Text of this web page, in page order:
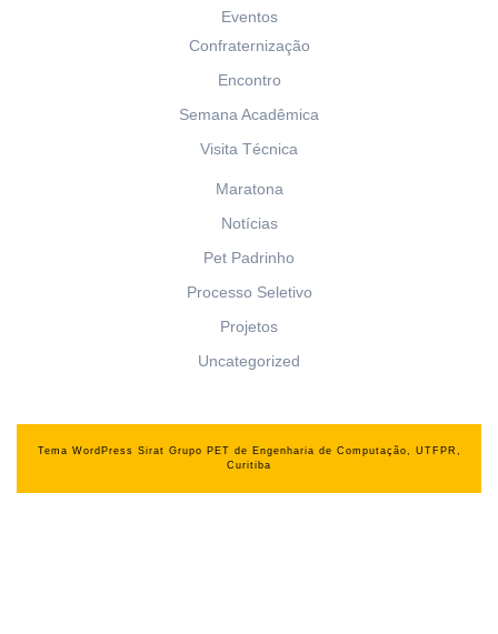
Eventos
Confraternização
Encontro
Semana Acadêmica
Visita Técnica
Maratona
Notícias
Pet Padrinho
Processo Seletivo
Projetos
Uncategorized
Tema WordPress Sirat Grupo PET de Engenharia de Computação, UTFPR,
Curitiba